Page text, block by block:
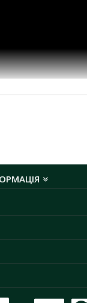
світильники— це
та
та
(RA90) ,
та точно, що
де
4000К